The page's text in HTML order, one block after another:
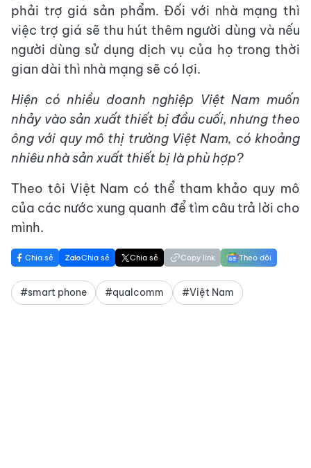
phải trợ giá sản phẩm. Đối với nhà mạng thì
việc trợ giá sẽ thu hút thêm người dùng và nếu
người dùng sử dụng dịch vụ của họ trong thời
gian dài thì nhà mạng sẽ có lợi.
Hiện có nhiều doanh nghiệp Việt Nam muốn
nhảy vào sản xuất thiết bị đầu cuối, nhưng theo
ông với quy mô thị trường Việt Nam, có khoảng
nhiêu nhà sản xuất thiết bị là phù hợp?
Theo tôi Việt Nam có thể tham khảo quy mô
của các nước xung quanh để tìm câu trả lời cho
mình.
Chia sẻ Chia sẻ Chia sẻ Copy link Theo dõi
#smart phone #qualcomm #Việt Nam